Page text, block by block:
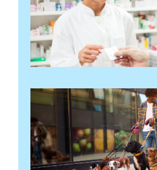
2024
مزید
پڑھ "
نڈر
لیڈروں
کے لیے
میدان
5 مئی 2024
مزید پڑھ "